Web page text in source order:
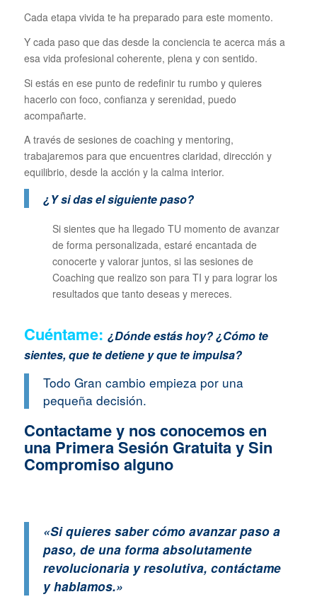
Cada etapa vivida te ha preparado para este momento.
Y cada paso que das desde la conciencia te acerca más a
esa vida profesional coherente, plena y con sentido.
Si estás en ese punto de redefinir tu rumbo y quieres
hacerlo con foco, confianza y serenidad, puedo
acompañarte.
A través de sesiones de coaching y mentoring,
trabajaremos para que encuentres claridad, dirección y
equilibrio, desde la acción y la calma interior.
¿Y si das el siguiente paso?
Si sientes que ha llegado TU momento de avanzar
de forma personalizada, estaré encantada de
conocerte y valorar juntos, si las sesiones de
Coaching que realizo son para TI y para lograr los
resultados que tanto deseas y mereces.
Cuéntame: ¿Dónde estás hoy? ¿Cómo te
sientes, que te detiene y que te impulsa?
Todo Gran cambio empieza por una
pequeña decisión.
Contactame y nos conocemos en
una Primera Sesión Gratuita y Sin
Compromiso alguno
«Si quieres saber cómo avanzar paso a
paso, de una forma absolutamente
revolucionaria y resolutiva, contáctame
y hablamos.»